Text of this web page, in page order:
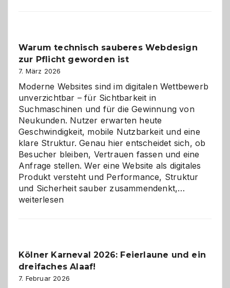
den
Logikrätseln
Warum technisch sauberes Webdesign
zur Pflicht geworden ist
7. März 2026
Moderne Websites sind im digitalen Wettbewerb
unverzichtbar – für Sichtbarkeit in
Suchmaschinen und für die Gewinnung von
Neukunden. Nutzer erwarten heute
Geschwindigkeit, mobile Nutzbarkeit und eine
klare Struktur. Genau hier entscheidet sich, ob
Besucher bleiben, Vertrauen fassen und eine
Anfrage stellen. Wer eine Website als digitales
Produkt versteht und Performance, Struktur
und Sicherheit sauber zusammendenkt,…
geworden
weiterlesen
Kölner Karneval 2026: Feierlaune und ein
dreifaches Alaaf!
7. Februar 2026